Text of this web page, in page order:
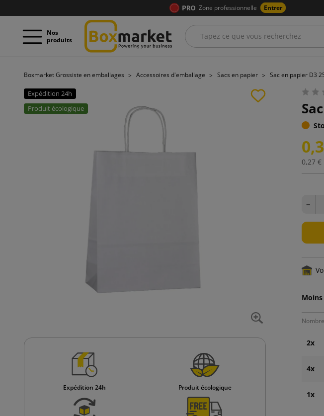
Zone professionnelle Entrer
Nos
produits
Boxmarket Grossiste en emballages Accessoires d'emballage Sacs en papier Sac en papier D3
Expédition 24h
Produit écologique
Expédition 24h Produit écologique
0,27 €
−
2x
4x
1x